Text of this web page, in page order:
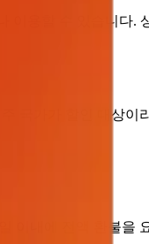
용할 수 있습니다.
국가가 할인 대상
이내에 전액 환불을